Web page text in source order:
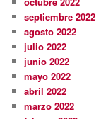
septiembre 2022
agosto 2022
julio 2022
junio 2022
mayo 2022
abril 2022
marzo 2022